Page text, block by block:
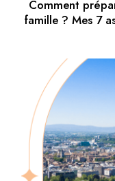
Comment
famille ? Mes 7